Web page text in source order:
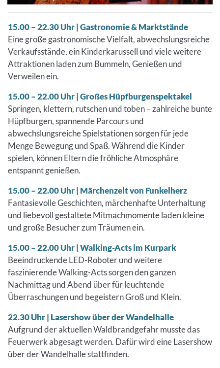
15.00 – 22.30 Uhr | Gastronomie & Marktstände
Eine große gastronomische Vielfalt, abwechslungsreiche
Verkaufsstände, ein Kinderkarussell und viele weitere
Attraktionen laden zum Bummeln, Genießen und
Verweilen ein.
15.00 – 22.00 Uhr | Großes Hüpfburgenspektakel
Springen, klettern, rutschen und toben – zahlreiche bunte
Hüpfburgen, spannende Parcours und
abwechslungsreiche Spielstationen sorgen für jede
Menge Bewegung und Spaß. Während die Kinder
spielen, können Eltern die fröhliche Atmosphäre
entspannt genießen.
15.00 – 22.00 Uhr | Märchenzelt von Funkelherz
Fantasievolle Geschichten, märchenhafte Unterhaltung
und liebevoll gestaltete Mitmachmomente laden kleine
und große Besucher zum Träumen ein.
15.00 – 22.00 Uhr | Walking-Acts im Kurpark
Beeindruckende LED-Roboter und weitere
faszinierende Walking-Acts sorgen den ganzen
Nachmittag und Abend über für leuchtende
Überraschungen und begeistern Groß und Klein.
22.30 Uhr | Lasershow über der Wandelhalle
Aufgrund der aktuellen Waldbrandgefahr musste das
Feuerwerk abgesagt werden. Dafür wird eine Lasershow
über der Wandelhalle stattfinden.